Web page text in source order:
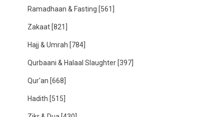
Ramadhaan & Fasting [561]
Zakaat [821]
Hajj & Umrah [784]
Qurbaani & Halaal Slaughter [397]
Qur'an [668]
Hadith [515]